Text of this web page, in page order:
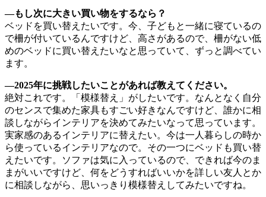
―もし次に大きい買い物をするなら？
ベッドを買い替えたいです。今、子どもと一緒に寝ているの
で柵が付いているんですけど、高さがあるので、柵がない低
めのベッドに買い替えたいなと思っていて、ずっと調べてい
ます。
―2025年に挑戦したいことがあれば教えてください。
絶対これです。「模様替え」がしたいです。なんとなく自分
のセンスで集めた家具もすごい好きなんですけど、誰かに相
談しながらインテリアを決めてみたいなって思っています。
実家感のあるインテリアに替えたい。今は一人暮らしの時か
ら使っているインテリアなので。その一つにベッドも買い替
えたいです。ソファは気に入っているので、できれば今のま
まがいいですけど、何をどうすればいいかを詳しい友人とか
に相談しながら、思いっきり模様替えしてみたいですね。